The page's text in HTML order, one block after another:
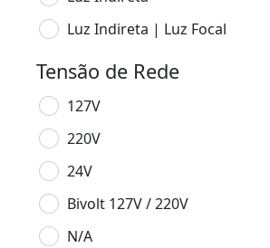
Luz Indireta | Luz Focal
Tensão de Rede
127V
220V
24V
Bivolt 127V / 220V
N/A